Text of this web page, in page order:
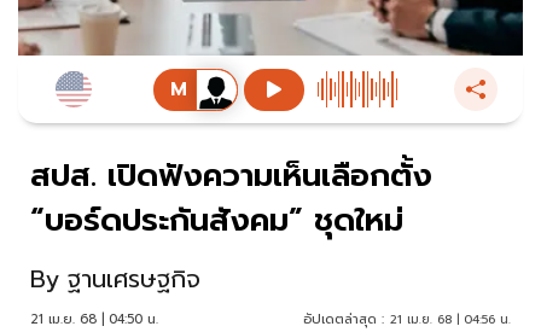
สปส. เปิดฟังความเห็นเลือกตั้ง
“บอร์ดประกันสังคม” ชุดใหม่
By ฐานเศรษฐกิจ
21 เม.ย. 68 | 04:50 น. อัปเดตล่าสุด : 21 เม.ย. 68 | 04:56 น.